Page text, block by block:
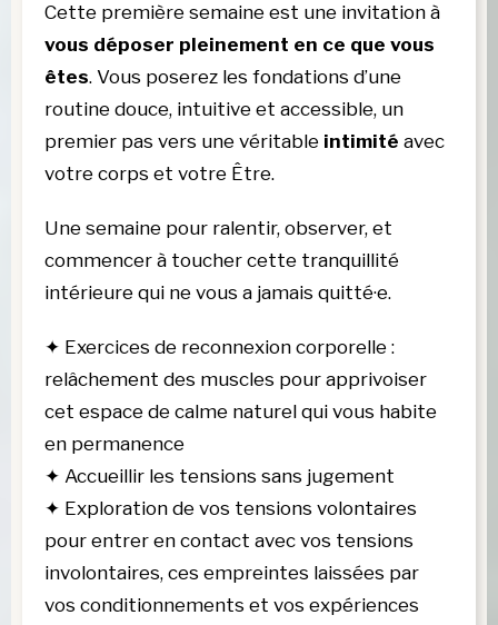
Cette première semaine est une invitation à
vous déposer pleinement en ce que vous
êtes. Vous poserez les fondations d’une
routine douce, intuitive et accessible, un
premier pas vers une véritable intimité avec
votre corps et votre Être.
Une semaine pour ralentir, observer, et
commencer à toucher cette tranquillité
intérieure qui ne vous a jamais quitté·e.
✦ Exercices de reconnexion corporelle :
relâchement des muscles pour apprivoiser
cet espace de calme naturel qui vous habite
en permanence
✦ Accueillir les tensions sans jugement
✦ Exploration de vos tensions volontaires
pour entrer en contact avec vos tensions
involontaires, ces empreintes laissées par
vos conditionnements et vos expériences